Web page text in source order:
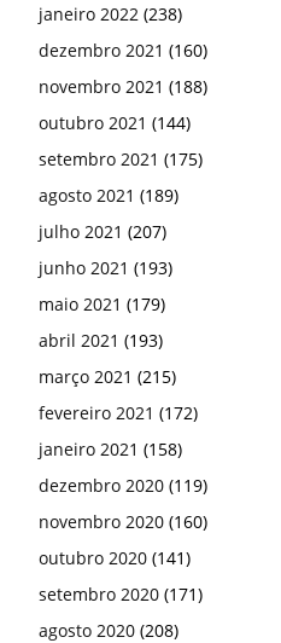
janeiro 2022 (238)
dezembro 2021 (160)
novembro 2021 (188)
outubro 2021 (144)
setembro 2021 (175)
agosto 2021 (189)
julho 2021 (207)
junho 2021 (193)
maio 2021 (179)
abril 2021 (193)
março 2021 (215)
fevereiro 2021 (172)
janeiro 2021 (158)
dezembro 2020 (119)
novembro 2020 (160)
outubro 2020 (141)
setembro 2020 (171)
agosto 2020 (208)